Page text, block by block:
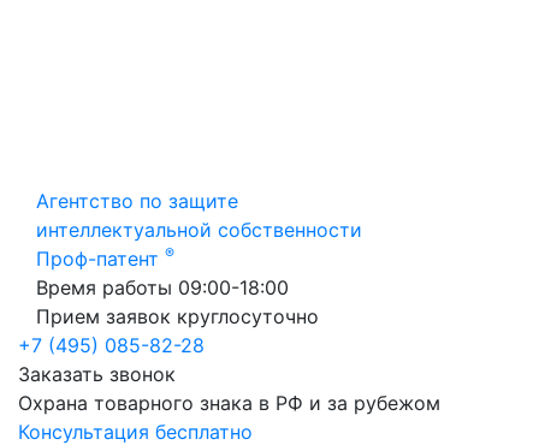
Агентство по защите
интеллектуальной собственности
Проф-патент ®
Время работы 09:00-18:00
Прием заявок круглосуточно
+7 (495) 085-82-28
Заказать звонок
Охрана товарного знака в РФ и за рубежом
Консультация бесплатно